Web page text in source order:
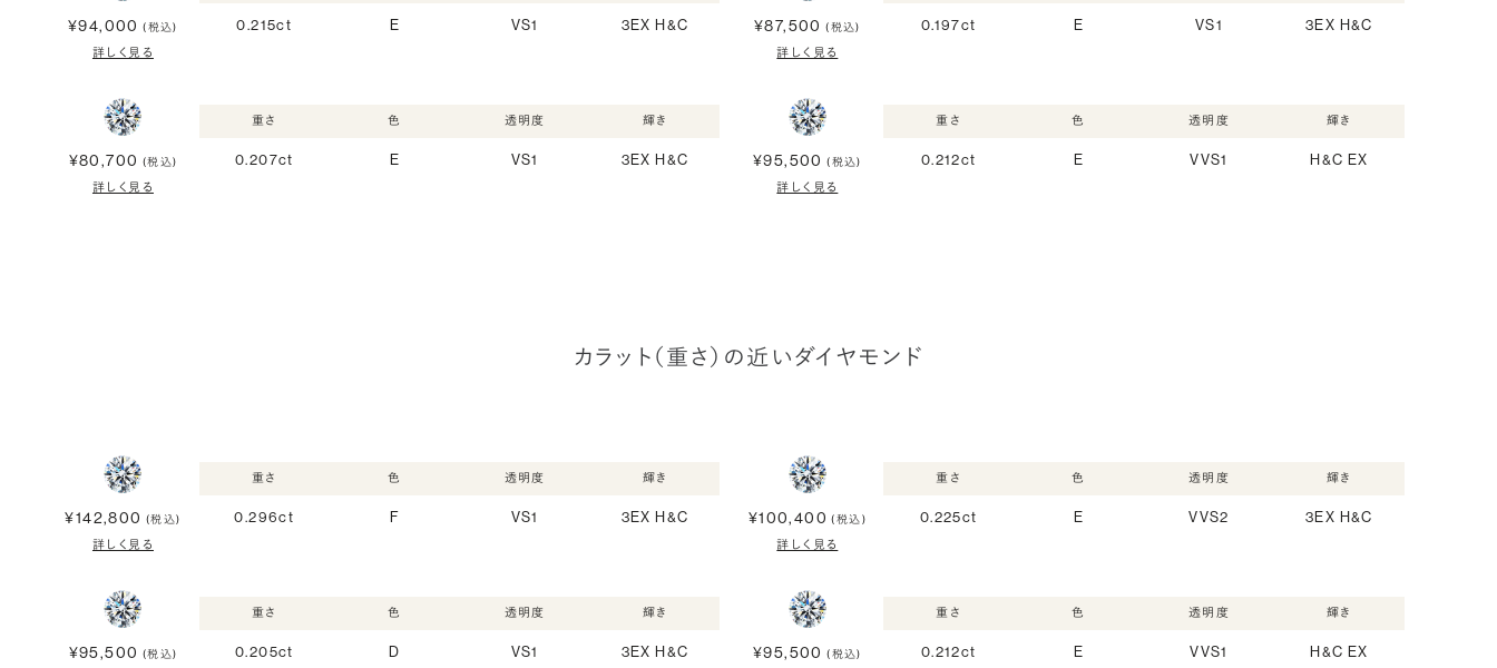
¥94,000 (税込)
詳しく見る
0.215ct E VS1 3EX H&C ¥87,500 (税込)
詳しく見る
0.197ct E VS1 3EX H&C
¥80,700 (税込)
詳しく見る
重さ
0.207ct
色
E
透明度
VS1
輝き
3EX H&C ¥95,500 (税込)
詳しく見る
重さ
0.212ct
色
E
透明度
VVS1
輝き
H&C EX
カラット（重さ）の近いダイヤモンド
¥142,800 (税込)
詳しく見る
重さ
0.296ct
色
F
透明度
VS1
輝き
3EX H&C ¥100,400 (税込)
詳しく見る
重さ
0.225ct
色
E
透明度
VVS2
輝き
3EX H&C
¥95,500 (税込)
重さ
0.205ct
色
D
透明度
VS1
輝き
3EX H&C ¥95,500 (税込)
重さ
0.212ct
色
E
透明度
VVS1
輝き
H&C EX